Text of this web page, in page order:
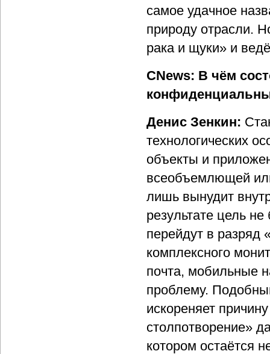
самое удачное
природу отрасли.
рака и щуки» и
CNews: В чём
Денис Зенкин:
технологических
объекты и
всеобъемлющей
лишь вынудит
результате цель
перейдут в разряд
комплексного
почта, мобильные
проблему.
искореняет
столпотворение»
котором остаётся